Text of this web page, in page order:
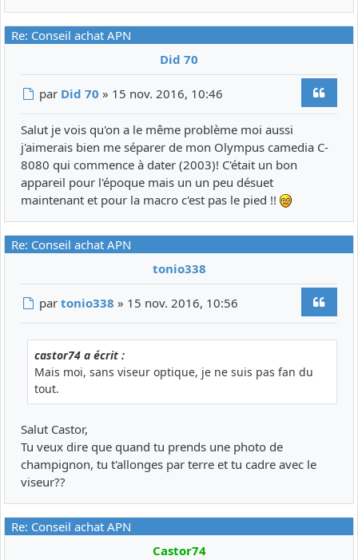
Re: Conseil achat APN
Did 70
Message
par Did 70 » 15 nov. 2016, 10:46
Salut je vois qu'on a le même problème moi aussi
j'aimerais bien me séparer de mon Olympus camedia C-
8080 qui commence à dater (2003)! C'était un bon
appareil pour l'époque mais un un peu désuet
maintenant et pour la macro c'est pas le pied !!
Re: Conseil achat APN
tonio338
Message
partonio338 » 15 nov. 2016, 10:56
castor74 a écrit :
Mais moi, sans viseur optique, je ne suis pas fan du
tout.
Salut Castor,
Tu veux dire que quand tu prends une photo de
champignon, tu t'allonges par terre et tu cadre avec le
viseur??
Re: Conseil achat APN
Castor74